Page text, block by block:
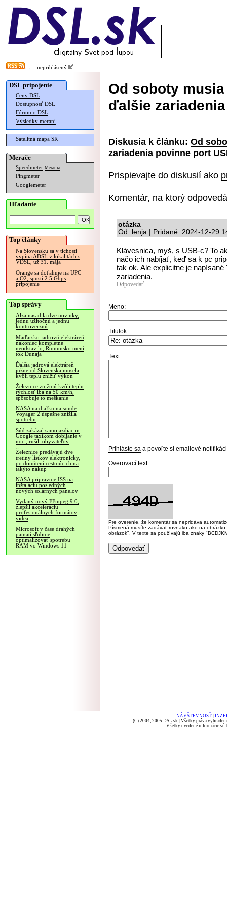
neprihlásený
DSL pripojenie
Ceny DSL
Dostupnosť DSL
Fórum o DSL
Výsledky meraní
Satelitná mapa SR
Merače
Speedmeter Merania
Pingmeter
Googlemeter
Hľadanie
Top články
Na Slovensku sa v tichosti
vypína ADSL v lokalitách s
VDSL, už 31. mája
Orange sa doťahuje na UPC
a O2, spustí 2.5 Gbps
pripojenie
Top správy
Alza nasadila dve novinky,
jednu užitočnú a jednu
kontroverznú
Maďarsko jadrovú elektráreň
nakoniec kompletne
neodstavilo, Rumunsko mení
tok Dunaja
Ďalšia jadrová elektráreň
južne od Slovenska musela
kvôli teplu znížiť výkon
Železnice znižujú kvôli teplu
rýchlosť iba na 50 km/h,
spôsobuje to meškanie
NASA na diaľku na sonde
Voyager 2 úspešne znížila
spotrebu
Súd zakázal samojazdiacim
Google taxíkom dobíjanie v
noci, rušili obyvateľov
Železnice predávajú dve
tretiny lístkov elektronicky,
po donútení cestujúcich na
takýto nákup
NASA pripravuje ISS na
inštaláciu posledných
nových solárnych panelov
Vydaný nový FFmpeg 9.0,
zlepšil akceleráciu
profesionálnych formátov
videa
Microsoft v čase drahých
pamätí sľubuje
optimalizovať spotrebu
RAM vo Windows 11
Od soboty
ďalšie
Diskusia k článku: Od
zariadenia povinne port
Prispievajte do diskusií ako
Komentár, na ktorý
otázka
Od: lenja | Pridané: 2024-12-29
Klávesnica, myš, s USB-c? To
načo ich nabíjať, keď sa k pc
tak ok. Ale explicitne je
zariadenia.
Odpovedať
Meno:
Titulok:
Text:
Prihláste sa a povoľte si emailové
Overovací text:
Pre overenie, že komentár sa nepridáva
Písmená musíte zadávať rovnako ako na
obrázok". V texte sa používajú iba znaky
NÁVŠTEVNOSŤ
(C) 2004, 2005 DSL.sk | Všetky práva
Všetky uvedené informácie sú